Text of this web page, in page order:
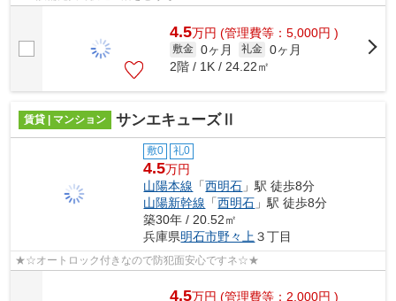
4.5万円 (管理費等：5,000円 )
敷金 0ヶ月 礼金 0ヶ月
2階 / 1K / 24.22㎡
賃貸 | マンション サンエキューズⅡ
敷0 礼0
4.5万円
山陽本線 「西明石 」駅 徒歩8分
山陽新幹線 「西明石 」駅 徒歩8分
築30年 / 20.52㎡
兵庫県明石市野々上 ３丁目
★☆オートロック付きなので防犯面安心ですネ☆★
4.5万円 (管理費等：2,000円 )